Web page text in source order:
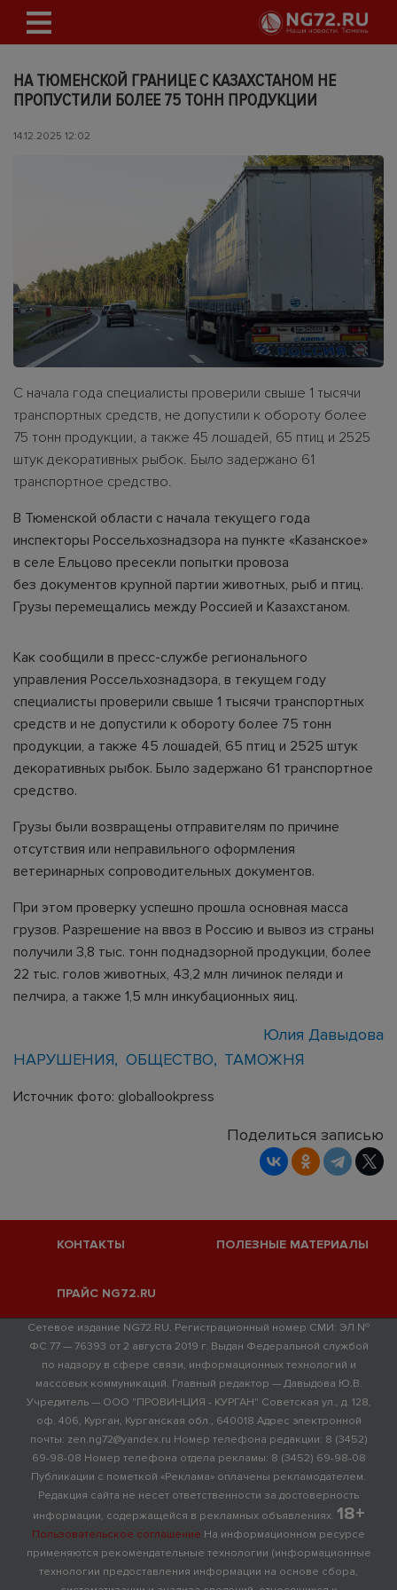
НА ТЮМЕНСКОЙ ГРАНИЦЕ С КАЗАХСТАНОМ НЕ
ПРОПУСТИЛИ БОЛЕЕ 75 ТОНН ПРОДУКЦИИ
14.12.2025 12:02
С начала года специалисты проверили свыше 1 тысячи
транспортных средств, не допустили к обороту более
75 тонн продукции, а также 45 лошадей, 65 птиц и 2525
штук декоративных рыбок. Было задержано 61
транспортное средство.
В Тюменской области с начала текущего года
инспекторы Россельхознадзора на пункте «Казанское»
в селе Ельцово пресекли попытки провоза
без документов крупной партии животных, рыб и птиц.
Грузы перемещались между Россией и Казахстаном.
Как сообщили в пресс-службе регионального
управления Россельхознадзора, в текущем году
специалисты проверили свыше 1 тысячи транспортных
средств и не допустили к обороту более 75 тонн
продукции, а также 45 лошадей, 65 птиц и 2525 штук
декоративных рыбок. Было задержано 61 транспортное
средство.
Грузы были возвращены отправителям по причине
отсутствия или неправильного оформления
ветеринарных сопроводительных документов.
При этом проверку успешно прошла основная масса
грузов. Разрешение на ввоз в Россию и вывоз из страны
получили 3,8 тыс. тонн поднадзорной продукции, более
22 тыс. голов животных, 43,2 млн личинок пеляди и
пелчира, а также 1,5 млн инкубационных яиц.
Юлия Давыдова
НАРУШЕНИЯ
ОБЩЕСТВО ТАМОЖНЯ
Источник фото: globallookpress
Поделиться записью
КОНТАКТЫ ПОЛЕЗНЫЕ МАТЕРИАЛЫ
ПРАЙС NG72.RU
Сетевое издание NG72.RU. Регистрационный номер СМИ: ЭЛ №
ФС 77 — 76393 от 2 августа 2019 г. Выдан Федеральной службой
по надзору в сфере связи, информационных технологий и
массовых коммуникаций. Главный редактор — Давыдова Ю.В.
Учредитель — ООО "ПРОВИНЦИЯ - КУРГАН" Советская ул., д. 128,
оф. 406, Курган, Курганская обл., 640018 Адрес электронной
почты: zen.ng72@yandex.ru Номер телефона редакции: 8 (3452)
69-98-08 Номер телефона отдела рекламы: 8 (3452) 69-98-08
Публикации с пометкой «Реклама» оплачены рекламодателем.
Редакция сайта не несет ответственности за достоверность
информации, содержащейся в рекламных объявлениях. 18+
Пользовательское соглашение На информационном ресурсе
применяются рекомендательные технологии (информационные
технологии предоставления информации на основе сбора,